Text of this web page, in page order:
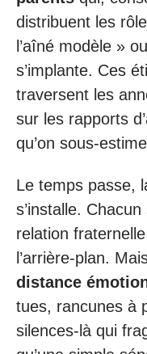
distribuent les
l’aîné modèle »
s’implante. Ces
traversent les
sur les rapports
qu’on sous-
Le temps passe,
s’installe.
relation
l’arrière-plan.
distance
tues, rancunes à
silences-là qui